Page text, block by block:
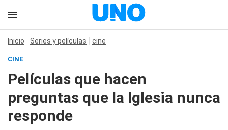
Inicio Series y películas cine
CINE
Películas que hacen
preguntas que la Iglesia nunca
responde